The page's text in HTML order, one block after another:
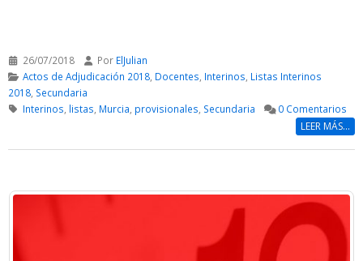
26/07/2018 Por ElJulian
Actos de Adjudicación 2018, Docentes, Interinos, Listas Interinos
2018, Secundaria
Interinos, listas, Murcia, provisionales, Secundaria 0 Comentarios
LEER MÁS...